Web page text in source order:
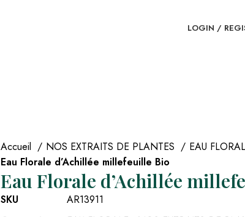
LOGIN /
Accueil NOS EXTRAITS DE PLANTES
EAU
Eau Florale d’Achillée millefeuille Bio
Eau Florale d’Achillée
SKU
AR13911